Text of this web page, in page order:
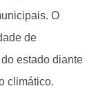
O
de
estado diante
climático.